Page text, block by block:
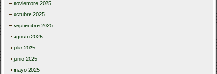
noviembre 2025
octubre 2025
septiembre 2025
agosto 2025
julio 2025
junio 2025
mayo 2025